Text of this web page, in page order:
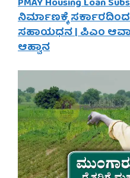
ನಿರ್ಮಾಣಕ್ಕೆ ಸರ್ಕಾರದಿಂದ
ಸಹಾಯಧನ | ಪಿಎಂ
ಆಹ್ವಾನ